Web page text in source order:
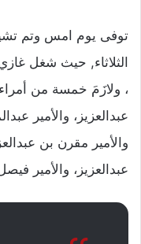
توفى يوم امس وتم
، ولازَمَ خمسة من
عبدالعزيز، والأمير
والأمير مقرن بن
عبدالعزيز، والأمير